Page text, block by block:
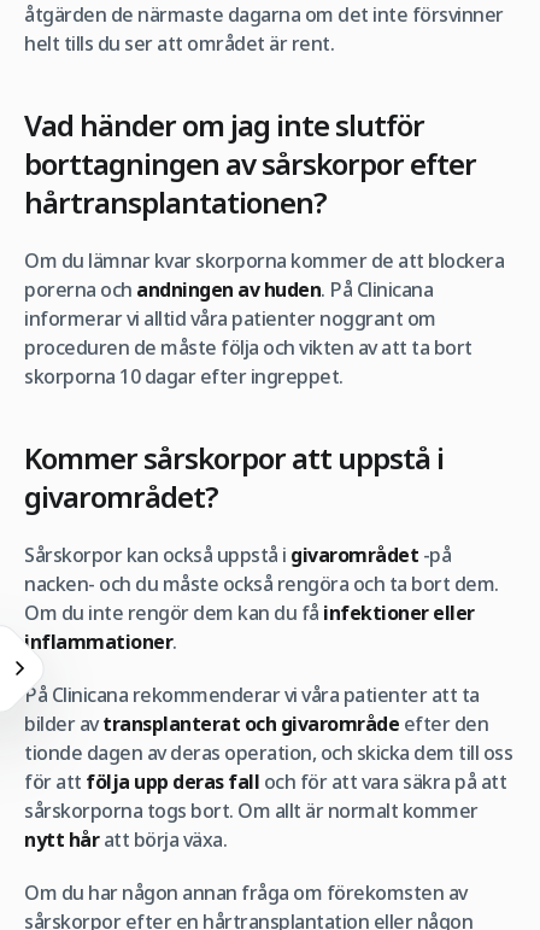
åtgärden de närmaste dagarna om det inte försvinner
helt tills du ser att området är rent.
Vad händer om jag inte slutför
borttagningen av sårskorpor efter
hårtransplantationen?
Om du lämnar kvar skorporna kommer de att blockera
porerna och andningen av huden. På Clinicana
informerar vi alltid våra patienter noggrant om
proceduren de måste följa och vikten av att ta bort
skorporna 10 dagar efter ingreppet.
Kommer sårskorpor att uppstå i
givarområdet?
Sårskorpor kan också uppstå i givarområdet -på
nacken- och du måste också rengöra och ta bort dem.
Om du inte rengör dem kan du få infektioner eller
inflammationer.
På Clinicana rekommenderar vi våra patienter att ta
bilder avtransplanterat och givarområde efter den
tionde dagen av deras operation, och skicka dem till oss
för att följa upp deras fall och för att vara säkra på att
sårskorporna togs bort. Om allt är normalt kommer
nytt håratt börja växa.
Om du har någon annan fråga om förekomsten av
sårskorpor efter en hårtransplantation eller någon